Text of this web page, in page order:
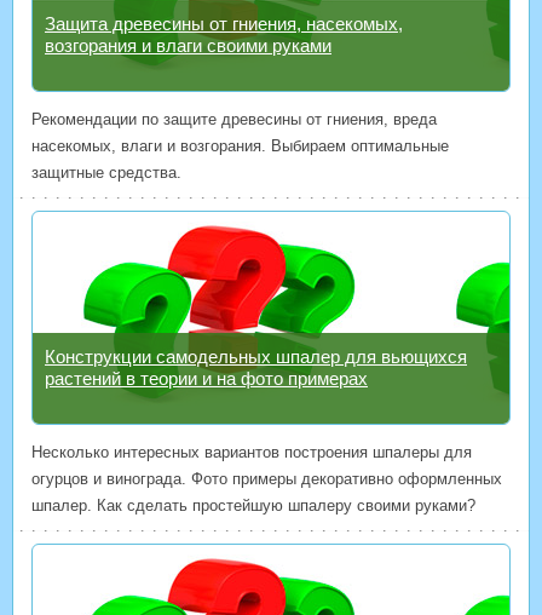
Защита древесины от гниения, насекомых,
возгорания и влаги своими руками
Рекомендации по защите древесины от гниения, вреда
насекомых, влаги и возгорания. Выбираем оптимальные
защитные средства.
Конструкции самодельных шпалер для вьющихся
растений в теории и на фото примерах
Несколько интересных вариантов построения шпалеры для
огурцов и винограда. Фото примеры декоративно оформленных
шпалер. Как сделать простейшую шпалеру своими руками?